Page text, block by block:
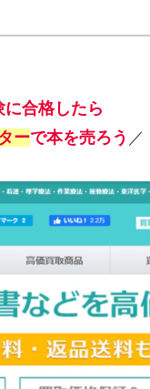
合格したら
ーで本を売ろう ／